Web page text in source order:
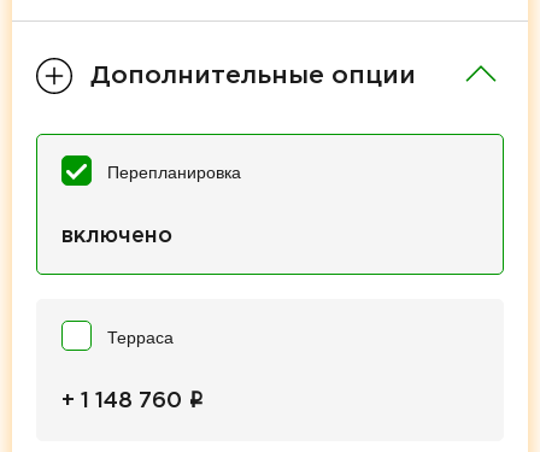
Дополнительные опции
Перепланировка
включено
Терраса
+ 1 148 760 i